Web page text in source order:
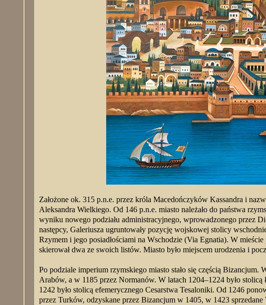
Założone ok. 315 p.n.e. przez króla Macedończyków Kassandra i
Aleksandra Wielkiego. Od 146 p.n.e. miasto należało do państwa
wyniku nowego podziału administracyjnego, wprowadzonego przez
następcy, Galeriusza ugruntowały pozycję wojskowej stolicy
Rzymem i jego posiadłościami na Wschodzie (Via Egnatia). W
skierował dwa ze swoich listów. Miasto było miejscem urodzenia i
Po podziale imperium rzymskiego miasto stało się częścią
Arabów, a w 1185 przez Normanów. W latach 1204–1224 było
1242 było stolicą efemerycznego Cesarstwa Tesaloniki. Od 1246
przez Turków, odzyskane przez Bizancjum w 1405, w 1423